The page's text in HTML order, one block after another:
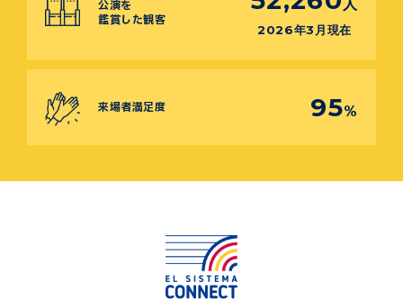
公演を
鑑賞した観客
人
2026年3月現在
来場者満足度 95%